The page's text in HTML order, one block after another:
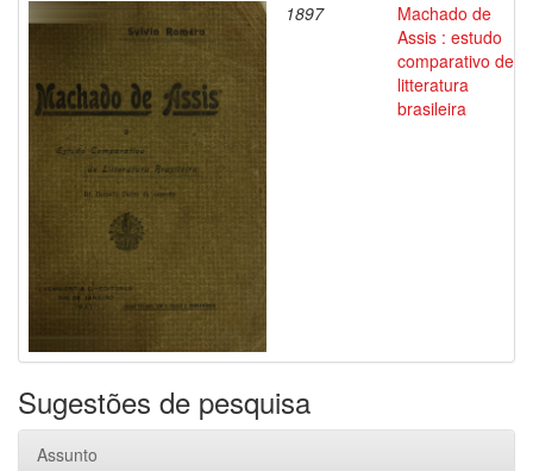
1897
Machado de
Assis : estudo
comparativo de
litteratura
brasileira
Sugestões de pesquisa
Assunto